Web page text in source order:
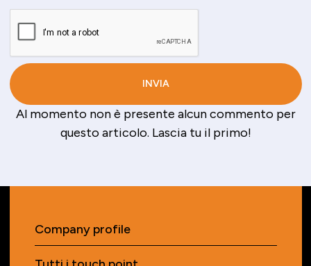
Al momento non è presente alcun commento per
questo articolo. Lascia tu il primo!
Company profile